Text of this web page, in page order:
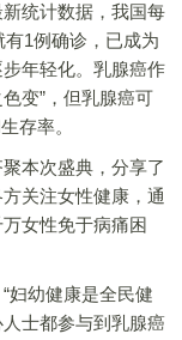
统计数据，我国每
1例确诊，已成为
年轻化。乳腺癌作
变”，但乳腺癌可
存率。
本次盛典，分享了
关注女性健康，通
女性免于病痛困
幼健康是全民健
士都参与到乳腺癌